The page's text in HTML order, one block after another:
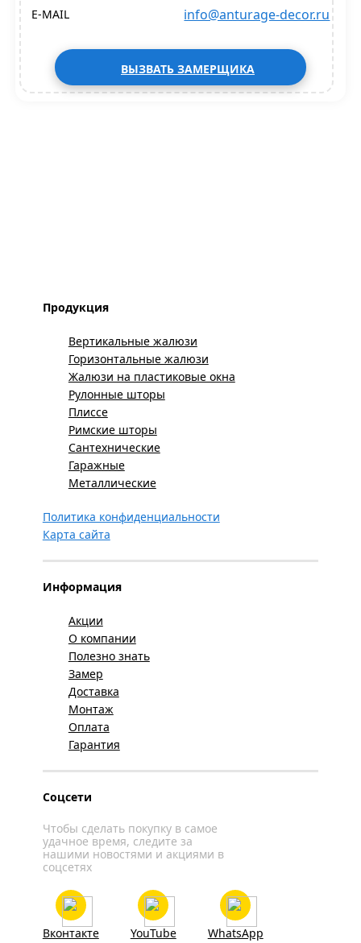
E-MAIL info@anturage-decor.ru
ВЫЗВАТЬ ЗАМЕРЩИКА
Продукция
Вертикальные жалюзи
Горизонтальные жалюзи
Жалюзи на пластиковые окна
Рулонные шторы
Плиссе
Римские шторы
Сантехнические
Гаражные
Металлические
Политика конфиденциальности
Карта сайта
Информация
Акции
О компании
Полезно знать
Замер
Доставка
Монтаж
Оплата
Гарантия
Соцсети
Чтобы сделать покупку в самое
удачное время, следите за
нашими новостями и акциями в
соцсетях
Вконтакте YouTube WhatsApp